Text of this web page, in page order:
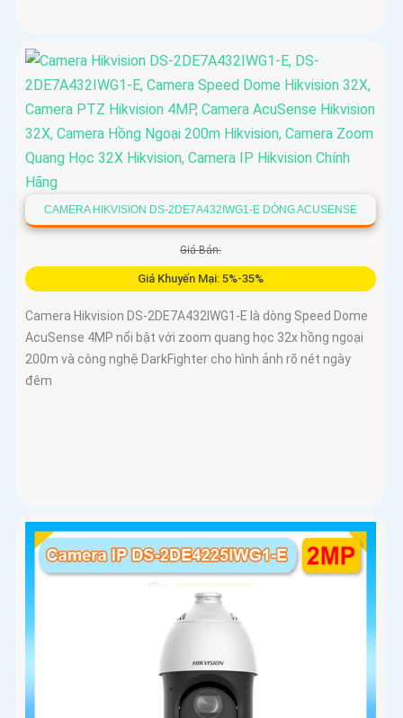
CAMERA HIKVISION DS-2DE7A432IWG1-E DÒNG ACUSENSE
Giá Bán:
Giá Khuyến Mại: 5%-35%
Camera Hikvision DS-2DE7A432IWG1-E là dòng Speed Dome
AcuSense 4MP nổi bật với zoom quang học 32x hồng ngoại
200m và công nghệ DarkFighter cho hình ảnh rõ nét ngày
đêm